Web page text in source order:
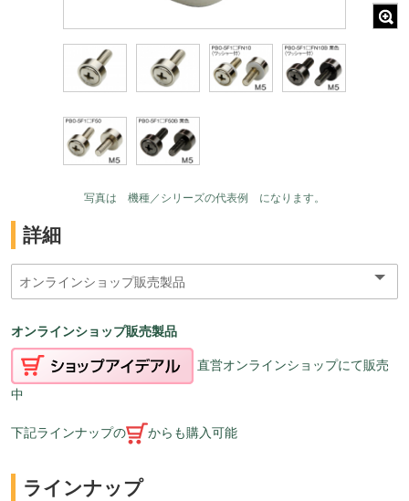
写真は 機種／シリーズの代表例 になります。
詳細
オンラインショップ販売製品
直営オンラインショップにて販売
中
下記ラインナップの からも購入可能
ラインナップ